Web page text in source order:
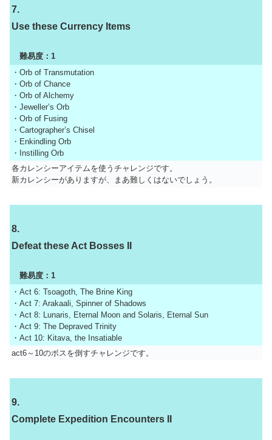
7.
Use these Currency Items
難易度：1
・Orb of Transmutation
・Orb of Chance
・Orb of Alchemy
・Jeweller’s Orb
・Orb of Fusing
・Cartographer’s Chisel
・Enkindling Orb
・Instilling Orb
各カレンシーアイテムを使うチャレンジです。
新カレンシーがありますが、まあ難しくはないでしょう。
8.
Defeat these Act Bosses II
難易度：1
・Act 6: Tsoagoth, The Brine King
・Act 7: Arakaali, Spinner of Shadows
・Act 8: Lunaris, Eternal Moon and Solaris, Eternal Sun
・Act 9: The Depraved Trinity
・Act 10: Kitava, the Insatiable
act6～10のボスを倒すチャレンジです。
9.
Complete Expedition Encounters II